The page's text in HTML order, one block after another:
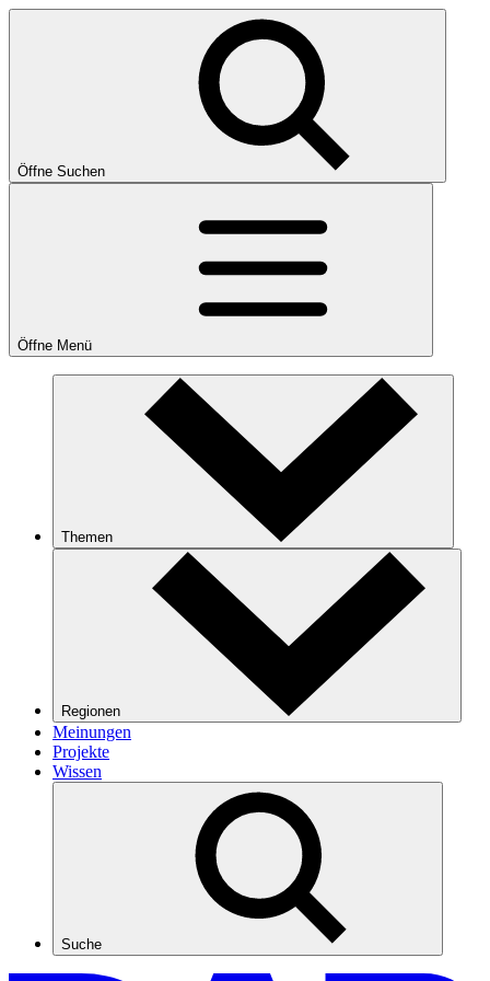
Öffne Suchen
Öffne Menü
Themen
Regionen
Meinungen
Projekte
Wissen
Suche